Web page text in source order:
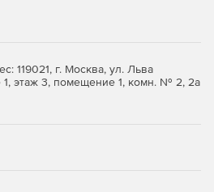
соответствии с требованиями
тем и проектов.
документов PDF.
119021, г. Москва, ул. Льва
1, этаж 3, помещение 1, комн. № 2, 2а